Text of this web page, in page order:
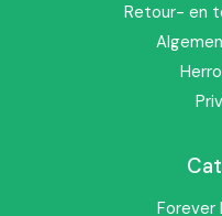
In een druk en actief
Forever
Retour- en
Forever